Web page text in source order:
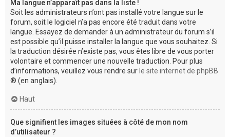
Ma langue n’apparaît pas dans la liste !
Soit les administrateurs n’ont pas installé votre langue sur le
forum, soit le logiciel n’a pas encore été traduit dans votre
langue. Essayez de demander à un administrateur du forum s’il
est possible qu’il puisse installer la langue que vous souhaitez. Si
la traduction désirée n’existe pas, vous êtes libre de vous porter
volontaire et commencer une nouvelle traduction. Pour plus
d’informations, veuillez vous rendre sur le site internet de phpBB
® (en anglais).
Haut
Que signifient les images situées à côté de mon nom
d’utilisateur ?